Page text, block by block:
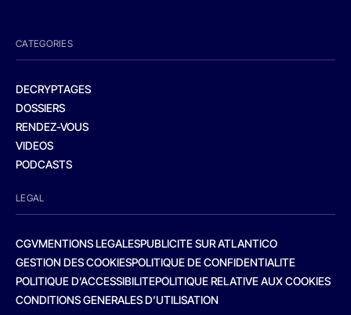
CATEGORIES
DECRYPTAGES
DOSSIERS
RENDEZ-VOUS
VIDEOS
PODCASTS
LEGAL
CGVMENTIONS LEGALESPUBLICITE SUR ATLANTICO
GESTION DES COOKIESPOLITIQUE DE CONFIDENTIALITE
POLITIQUE D’ACCESSIBILITEPOLITIQUE RELATIVE AUX COOKIES
CONDITIONS GENERALES D’UTILISATION